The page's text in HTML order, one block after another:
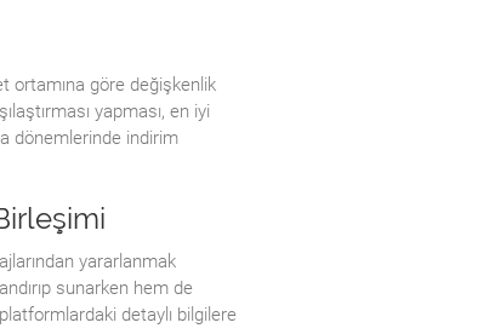
ortamına göre değişkenlik
yapması, en iyi
dönemlerinde indirim
yararlanmak
sunarken hem de
detaylı bilgilere